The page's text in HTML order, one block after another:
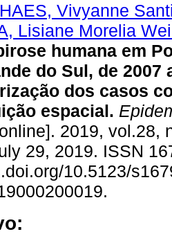
Vivyanne
Lisiane Morelia
humana em
do Sul, de 2007
dos casos
espacial.
2019, vol.28,
29, 2019. ISSN
10.5123/